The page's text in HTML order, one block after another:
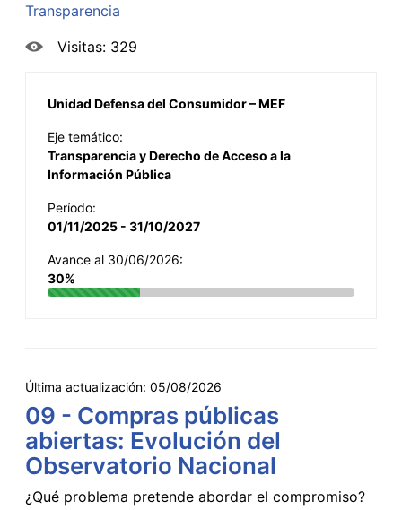
Transparencia
Visitas: 329
Unidad Defensa del Consumidor – MEF
Eje temático:
Transparencia y Derecho de Acceso a la
Información Pública
Período:
01/11/2025 - 31/10/2027
Avance al 30/06/2026:
30%
Última actualización: 05/08/2026
09 - Compras públicas
abiertas: Evolución del
Observatorio Nacional
¿Qué problema pretende abordar el compromiso?